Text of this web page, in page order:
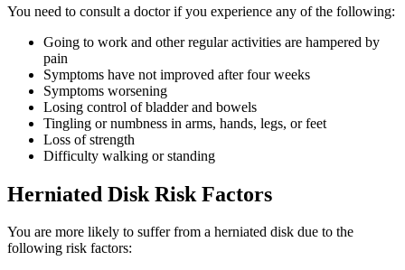
You need to consult a doctor if you experience any of the following:
Going to work and other regular activities are hampered by
pain
Symptoms have not improved after four weeks
Symptoms worsening
Losing control of bladder and bowels
Tingling or numbness in arms, hands, legs, or feet
Loss of strength
Difficulty walking or standing
Herniated Disk Risk Factors
You are more likely to suffer from a herniated disk due to the
following risk factors: